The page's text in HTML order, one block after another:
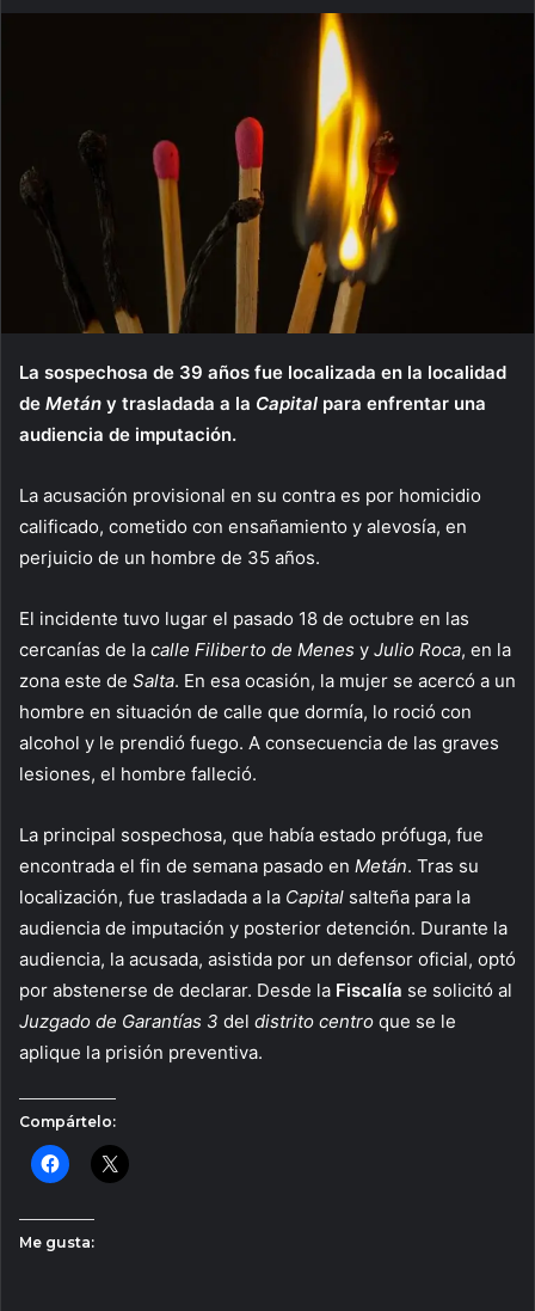
La sospechosa de 39 años fue localizada en la localidad
de Metán y trasladada a la Capital para enfrentar una
audiencia de imputación.
La acusación provisional en su contra es por homicidio
calificado, cometido con ensañamiento y alevosía, en
perjuicio de un hombre de 35 años.
El incidente tuvo lugar el pasado 18 de octubre en las
cercanías de la calle Filiberto de Menes y Julio Roca, en la
zona este de Salta. En esa ocasión, la mujer se acercó a un
hombre en situación de calle que dormía, lo roció con
alcohol y le prendió fuego. A consecuencia de las graves
lesiones, el hombre falleció.
La principal sospechosa, que había estado prófuga, fue
encontrada el fin de semana pasado en Metán. Tras su
localización, fue trasladada a la Capital salteña para la
audiencia de imputación y posterior detención. Durante la
audiencia, la acusada, asistida por un defensor oficial, optó
por abstenerse de declarar. Desde la Fiscalía se solicitó al
Juzgado de Garantías 3 del distrito centro que se le
aplique la prisión preventiva.
Compártelo:
Me gusta: